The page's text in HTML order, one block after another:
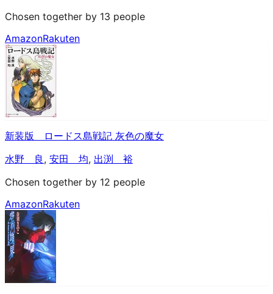
Chosen together by 13 people
AmazonRakuten
新装版 ロードス島戦記 灰色の魔女
水野 良 , 安田 均, 出渕 裕
Chosen together by 12 people
AmazonRakuten